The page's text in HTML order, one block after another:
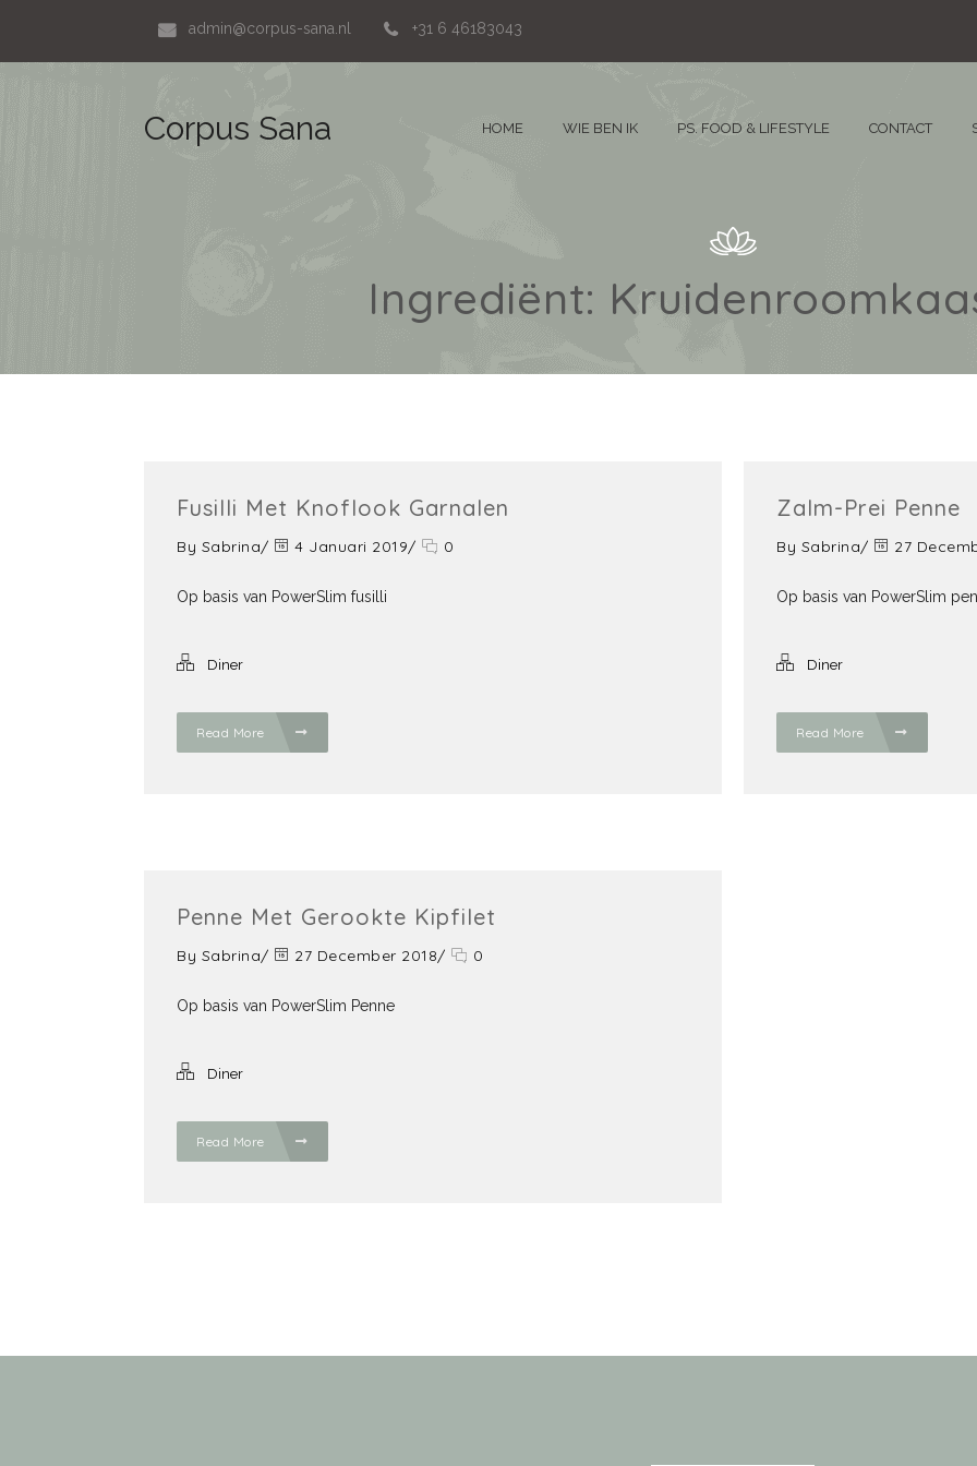
admin@corpus-sana.nl +31 6 46183043
Corpus Sana HOME WIE BEN IK PS. FOOD & LIFESTYLE CONTACT
Ingrediënt:
Fusilli Met Knoflook Garnalen
By Sabrina/ 4 Januari 2019/ 0
Op basis van PowerSlim fusilli
Diner
Read More
Zalm-Prei Penne
By Sabrina/ 27
Op basis van PowerSlim
Diner
Read More
Penne Met Gerookte Kipfilet
By Sabrina/ 27 December 2018/ 0
Op basis van PowerSlim Penne
Diner
Read More